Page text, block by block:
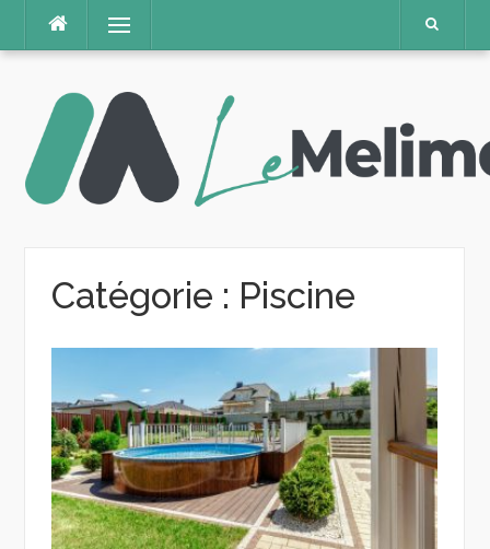
contenu
Menu
Catégorie : Piscine